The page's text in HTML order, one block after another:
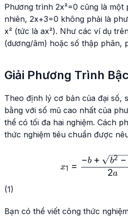
Phương trình 2x²=0 cũng là một
nhiên, 2x+3=0 không phải là
x² (tức là ax²). Như các ví dụ
(dương/âm) hoặc số thập phân,
Giải Phương Trình
Theo định lý cơ bản của đại số,
bằng với số mũ cao nhất của
thể có tối đa hai nghiệm. Cách
thức nghiệm tiêu chuẩn được
x1 =
2a
−b + b2 −
(1)
Bạn có thể viết công thức